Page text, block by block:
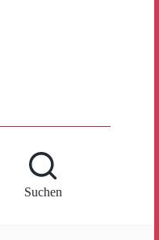
Suchen